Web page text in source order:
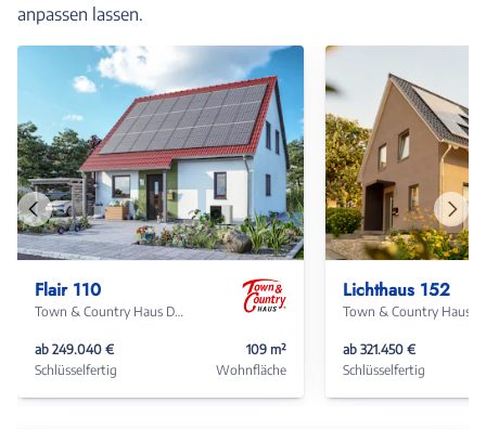
anpassen lassen.
Flair 110
Town & Country Haus Deutschland
ab 249.040 €
Schlüsselfertig
109 m²
Wohnfläche
Lichthaus 152
ab 321.450 €
Schlüsselfertig
Vorheriges
Haus
Haus